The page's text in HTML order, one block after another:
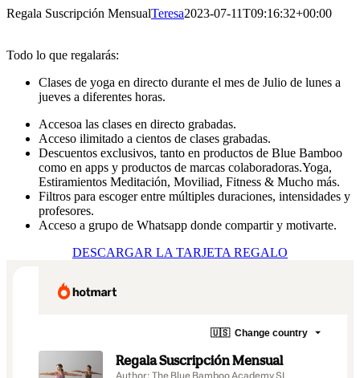
Saltar
Regala Suscripción MensualTeresa2023-07-11T09:16:32+00:00
Todo lo que regalarás:
Clases de yoga en directo durante el mes de Julio de lunes a
jueves a diferentes horas.
Accesoa las clases en directo grabadas.
Acceso ilimitado a cientos de clases grabadas.
Descuentos exclusivos, tanto en productos de Blue Bamboo
como en apps y productos de marcas colaboradoras.Yoga,
Estiramientos Meditación, Moviliad, Fitness & Mucho más.
Filtros para escoger entre múltiples duraciones, intensidades y
profesores.
Acceso a grupo de Whatsapp donde compartir y motivarte.
DESCARGAR LA TARJETA REGALO